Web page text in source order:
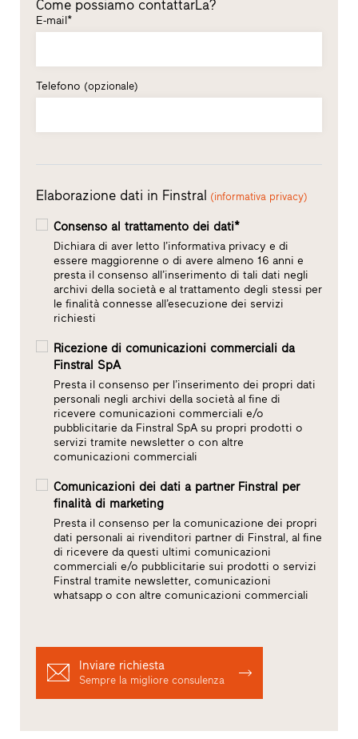
Come possiamo contattarLa?
E-mail*
Telefono (opzionale)
Elaborazione dati in Finstral (informativa privacy)
Consenso al trattamento dei dati*
Dichiara di aver letto l’informativa privacy e di
essere maggiorenne o di avere almeno 16 anni e
presta il consenso all’inserimento di tali dati negli
archivi della società e al trattamento degli stessi per
le finalità connesse all’esecuzione dei servizi
richiesti
Ricezione di comunicazioni commerciali da
Finstral SpA
Presta il consenso per l’inserimento dei propri dati
personali negli archivi della società al fine di
ricevere comunicazioni commerciali e/o
pubblicitarie da Finstral SpA su propri prodotti o
servizi tramite newsletter o con altre
comunicazioni commerciali
Comunicazioni dei dati a partner Finstral per
finalità di marketing
Presta il consenso per la comunicazione dei propri
dati personali ai rivenditori partner di Finstral, al fine
di ricevere da questi ultimi comunicazioni
commerciali e/o pubblicitarie sui prodotti o servizi
Finstral tramite newsletter, comunicazioni
whatsapp o con altre comunicazioni commerciali
Inviare richiesta
Sempre la migliore consulenza